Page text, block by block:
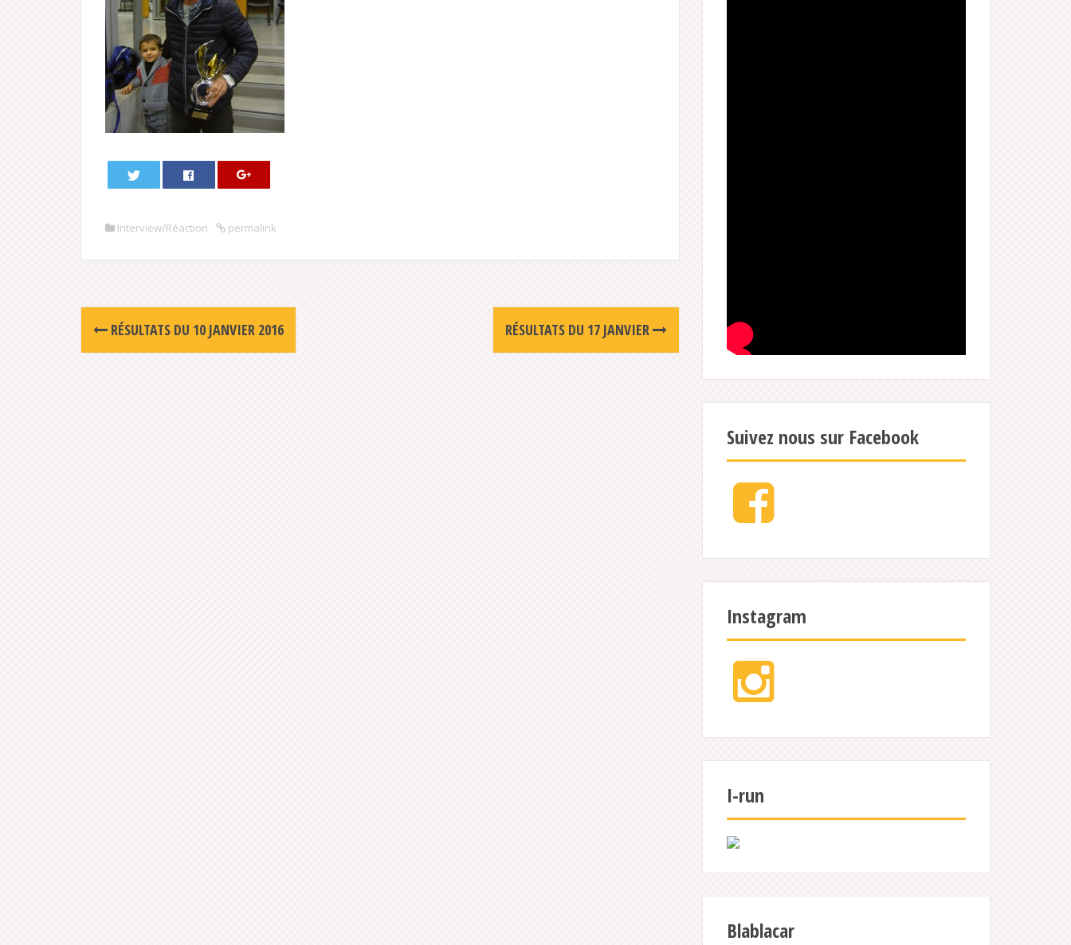
Interview/Réaction permalink
Post
navigation
RÉSULTATS DU 10 JANVIER 2016 RÉSULTATS DU 17 JANVIER
Suivez nous sur Facebook
Facebook
Instagram
Instagram
I-run
Blablacar